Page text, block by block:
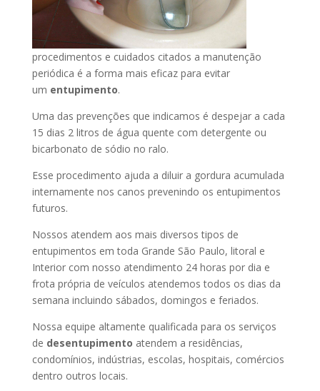
procedimentos e cuidados citados a manutenção
periódica é a forma mais eficaz para evitar
um entupimento.
Uma das prevenções que indicamos é despejar a cada
15 dias 2 litros de água quente com detergente ou
bicarbonato de sódio no ralo.
Esse procedimento ajuda a diluir a gordura acumulada
internamente nos canos prevenindo os entupimentos
futuros.
Nossos atendem aos mais diversos tipos de
entupimentos em toda Grande São Paulo, litoral e
Interior com nosso atendimento 24 horas por dia e
frota própria de veículos atendemos todos os dias da
semana incluindo sábados, domingos e feriados.
Nossa equipe altamente qualificada para os serviços
de desentupimento atendem a residências,
condomínios, indústrias, escolas, hospitais, comércios
dentro outros locais.